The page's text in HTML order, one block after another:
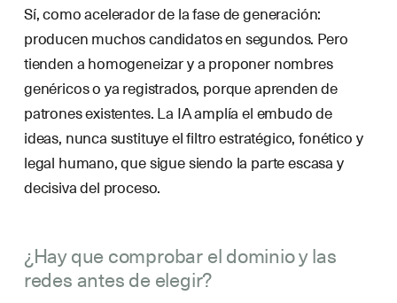
Sí, como acelerador de la fase de generación:
producen muchos candidatos en segundos. Pero
tienden a homogeneizar y a proponer nombres
genéricos o ya registrados, porque aprenden de
patrones existentes. La IA amplía el embudo de
ideas, nunca sustituye el filtro estratégico, fonético y
legal humano, que sigue siendo la parte escasa y
decisiva del proceso.
¿Hay que comprobar el dominio y las
redes antes de elegir?